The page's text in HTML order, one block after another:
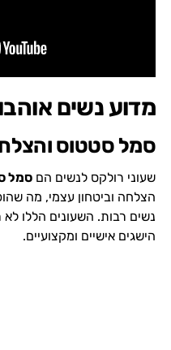
מדוע נשים
סמל סטטוס
שעוני רולקס לנשים הם סמל
הצלחה וביטחון עצמי, מה
נשים רבות. השעונים הללו
הישגים אישיים ומקצועיים.